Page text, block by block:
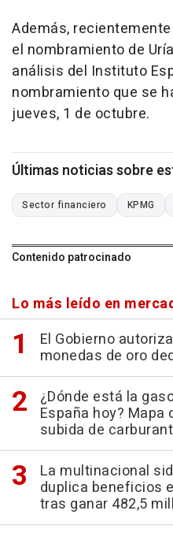
Además,
el nombramiento de
análisis del Instituto
nombramiento que se
jueves, 1 de octubre.
Últimas noticias sobre
Sector financiero KPMG
Contenido patrocinado
Lo más leído en
El Gobierno
monedas de oro
¿Dónde está la
España hoy? Mapa
subida de
La multinacional
duplica beneficios
tras ganar 482,5